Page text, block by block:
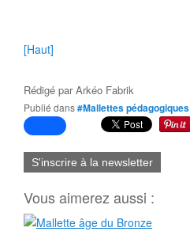
[Haut]
Rédigé parArkéo Fabrik
Publié dans#Mallettes pédagogiques
S'inscrire à la newsletter
Vous aimerez aussi :